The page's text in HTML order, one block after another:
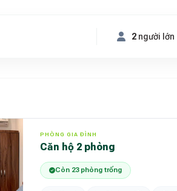
2 người lớn
PHÒNG GIA ĐÌNH
Căn hộ 2 phòng
Còn 23 phòng trống